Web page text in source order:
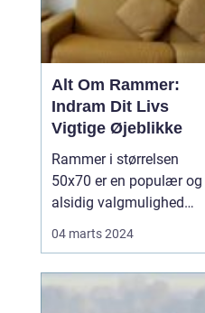
Alt Om Rammer:
Indram Dit Livs
Vigtige Øjeblikke
Rammer i størrelsen
50x70 er en populær og
alsidig valgmulighed
rammer tilbyder en ideel
04 marts 2024